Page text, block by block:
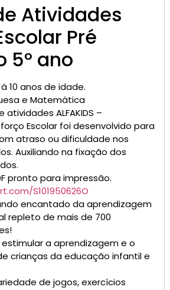
Atividades
Pré
5° ano
10 anos de idade.
e Matemática
atividades ALFAKIDS –
Escolar foi desenvolvido para
atraso ou dificuldade nos
Auxiliando na fixação dos
pronto para impressão.
S101950626O
encantado da aprendizagem
repleto de mais de 700
a aprendizagem e o
crianças da educação infantil e
de jogos, exercícios